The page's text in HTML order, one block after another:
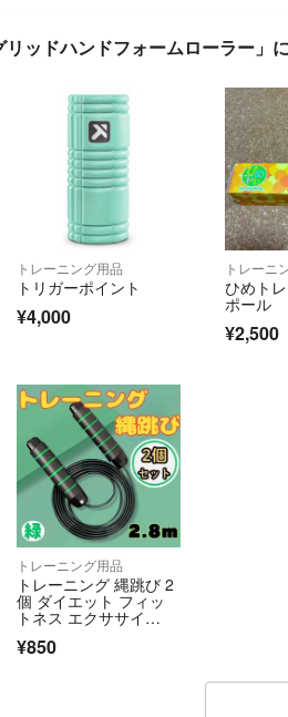
リッドハンドフォームローラー」
トレーニング用品
トリガーポイント
¥4,000
トレーニ
ひめト
ポール
¥2,500
トレーニング用品
トレーニング 縄跳び 2
個 ダイエット フィッ
トネス エクササイ
¥850